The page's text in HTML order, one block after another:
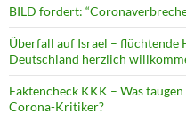
BILD fordert:
Überfall auf Israel – flüchtende
Deutschland herzlich
Faktencheck KKK – Was
Corona-Kritiker?